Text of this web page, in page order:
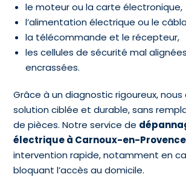
le moteur ou la carte électronique,
l’alimentation électrique ou le
la télécommande et le récepteur,
les cellules de sécurité mal
encrassées.
Grâce à un diagnostic rigoureux,
solution ciblée et durable, sans
de pièces. Notre service de
électrique à Carnoux-en-Provence
intervention rapide, notamment en
bloquant l’accès au domicile.